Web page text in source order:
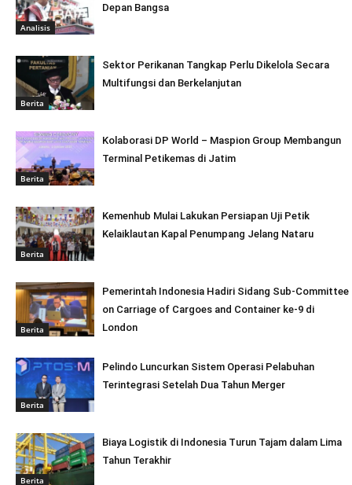
Analisis
Depan Bangsa
Berita
Sektor Perikanan Tangkap Perlu Dikelola Secara
Multifungsi dan Berkelanjutan
Berita
Kolaborasi DP World – Maspion Group Membangun
Terminal Petikemas di Jatim
Berita
Kemenhub Mulai Lakukan Persiapan Uji Petik
Kelaiklautan Kapal Penumpang Jelang Nataru
Berita
Pemerintah Indonesia Hadiri Sidang Sub-Committee
on Carriage of Cargoes and Container ke-9 di
London
Berita
Pelindo Luncurkan Sistem Operasi Pelabuhan
Terintegrasi Setelah Dua Tahun Merger
Berita
Biaya Logistik di Indonesia Turun Tajam dalam Lima
Tahun Terakhir